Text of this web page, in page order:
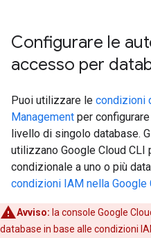
Configurare le
accesso per
Puoi utilizzare le condizioni
Management per
livello di singolo database.
utilizzano Google Cloud
condizionale a uno o più
condizioni IAM nella Google
Avviso: la console Google
database in base alle condizioni